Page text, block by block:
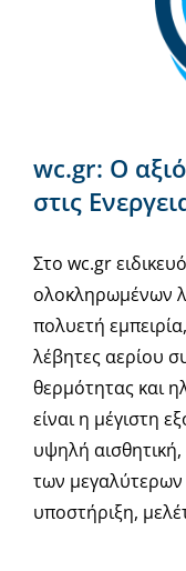
wc.gr: Ο
στις
Στο wc.gr
ολοκληρωμένων
πολυετή
λέβητες αερίου
θερμότητας και
είναι η μέγιστη
υψηλή
των μεγαλύτερων
υποστήριξη,